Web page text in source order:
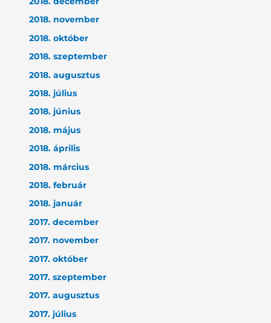
2018. november
2018. október
2018. szeptember
2018. augusztus
2018. július
2018. június
2018. május
2018. április
2018. március
2018. február
2018. január
2017. december
2017. november
2017. október
2017. szeptember
2017. augusztus
2017. július